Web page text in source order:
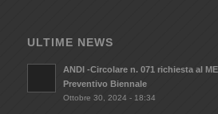
ULTIME NEWS
ANDI -Circolare n. 071 richiesta al
Preventivo Biennale
Ottobre 30, 2024 - 18:34